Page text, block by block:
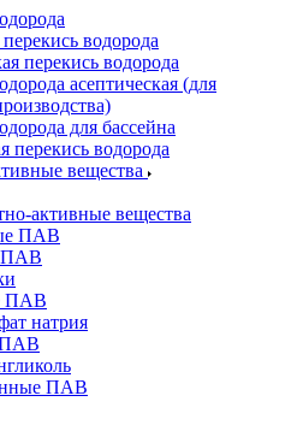
водорода
перекись водорода
асептическая (для
для бассейна
перекись водорода
вещества
активные вещества
ПАВ
ПАВ
ПАВ
натрия
ПАВ
ПАВ